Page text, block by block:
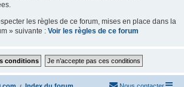
les règles de ce forum, mises en place dans la
» suivante : Voir les règles de ce forum